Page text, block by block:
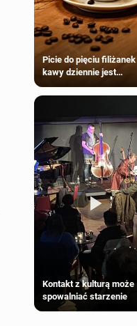
Picie do pięciu filiżanek
kawy dziennie jest
większości dorosłych
Kontakt z kulturą może
spowalniać starzenie